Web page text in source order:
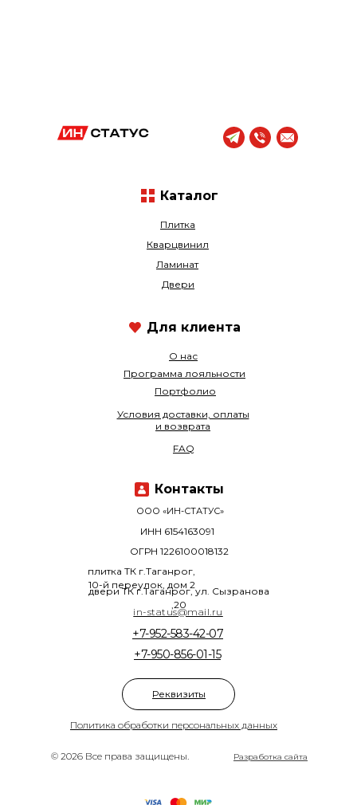
© 2026 Все права защищены.
Политика обработки персональных данных
Плитка
Кварцвинил
+7-950-856-01-15
+7-952-583-42-07
О нас
Ламинат
Программа лояльности
Двери
Портфолио
ООО «ИН-СТАТУС»
плитка ТК г.Таганрог,
10-й переулок, дом 2
двери ТК г.Таганрог, ул. Сызранова
,20
ОГРН 1226100018132
ИНН 6154163091
Разработка сайта
Условия доставки, оплаты
и возврата
FAQ
Каталог
in-status@mail.ru
Контакты
Для клиента
Реквизиты